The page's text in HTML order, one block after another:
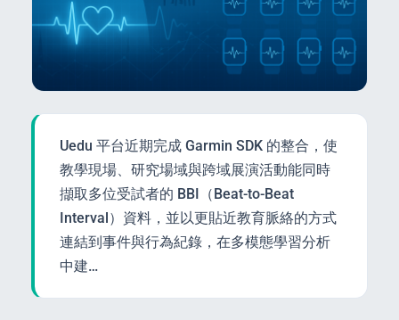
Uedu 平台近期完成 Garmin SDK 的整合，使
教學現場、研究場域與跨域展演活動能同時
擷取多位受試者的 BBI（Beat-to-Beat
Interval）資料，並以更貼近教育脈絡的方式
連結到事件與行為紀錄，在多模態學習分析
中建…